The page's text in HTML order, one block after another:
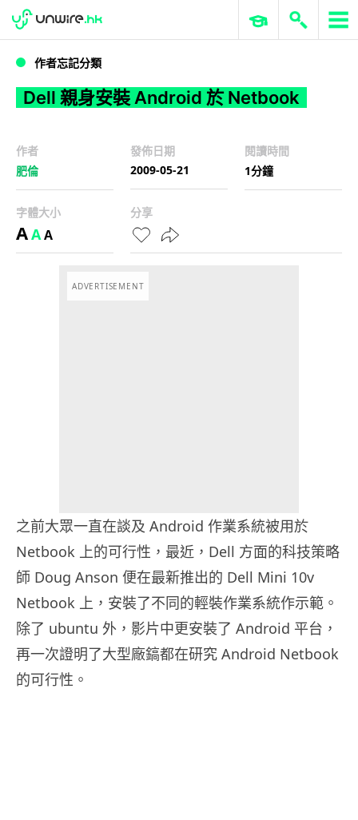
Dell 親身安裝 Android 於 Netbook
WWDC 2026 ERP 與商業 AI
作者忘記分類
Dell 親身安裝 Android 於 Netbook
作者
肥倫
發佈日期
2009-05-21
閱讀時間
1分鐘
字體大小
AAA
分享
ADVERTISEMENT
之前大眾一直在談及 Android 作業系統被用於
Netbook 上的可行性，最近，Dell 方面的科技策略
師 Doug Anson 便在最新推出的 Dell Mini 10v
Netbook 上，安裝了不同的輕裝作業系統作示範。
除了 ubuntu 外，影片中更安裝了 Android 平台，
再一次證明了大型廠鎬都在研究 Android Netbook
的可行性。